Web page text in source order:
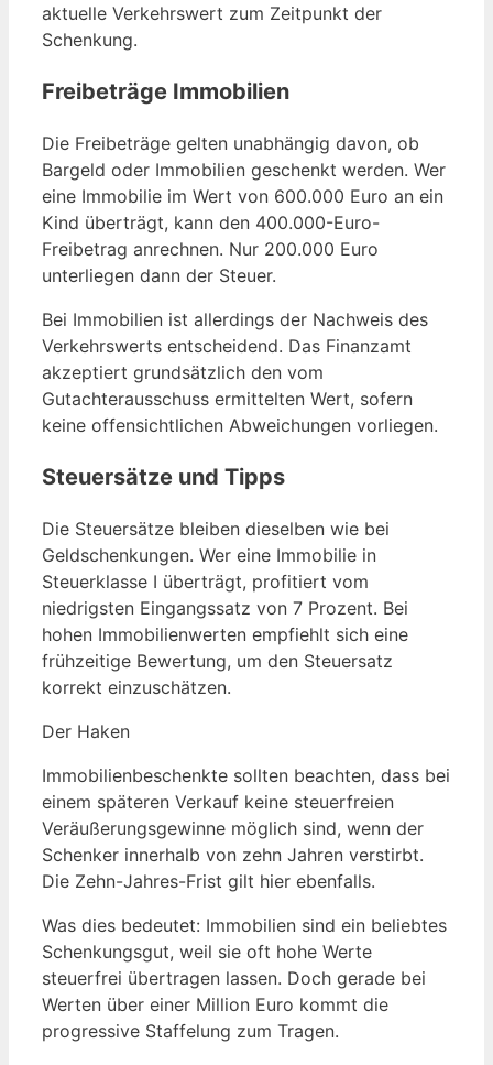
aktuelle Verkehrswert zum Zeitpunkt der
Schenkung.
Freibeträge Immobilien
Die Freibeträge gelten unabhängig davon, ob
Bargeld oder Immobilien geschenkt werden. Wer
eine Immobilie im Wert von 600.000 Euro an ein
Kind überträgt, kann den 400.000-Euro-
Freibetrag anrechnen. Nur 200.000 Euro
unterliegen dann der Steuer.
Bei Immobilien ist allerdings der Nachweis des
Verkehrswerts entscheidend. Das Finanzamt
akzeptiert grundsätzlich den vom
Gutachterausschuss ermittelten Wert, sofern
keine offensichtlichen Abweichungen vorliegen.
Steuersätze und Tipps
Die Steuersätze bleiben dieselben wie bei
Geldschenkungen. Wer eine Immobilie in
Steuerklasse I überträgt, profitiert vom
niedrigsten Eingangssatz von 7 Prozent. Bei
hohen Immobilienwerten empfiehlt sich eine
frühzeitige Bewertung, um den Steuersatz
korrekt einzuschätzen.
Der Haken
Immobilienbeschenkte sollten beachten, dass bei
einem späteren Verkauf keine steuerfreien
Veräußerungsgewinne möglich sind, wenn der
Schenker innerhalb von zehn Jahren verstirbt.
Die Zehn-Jahres-Frist gilt hier ebenfalls.
Was dies bedeutet: Immobilien sind ein beliebtes
Schenkungsgut, weil sie oft hohe Werte
steuerfrei übertragen lassen. Doch gerade bei
Werten über einer Million Euro kommt die
progressive Staffelung zum Tragen.